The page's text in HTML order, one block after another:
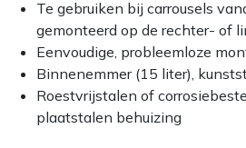
Te gebruiken bij carrousels
gemonteerd op de rechter- of
Eenvoudige, probleemloze
Binnenemmer (15 liter),
Roestvrijstalen of
plaatstalen behuizing